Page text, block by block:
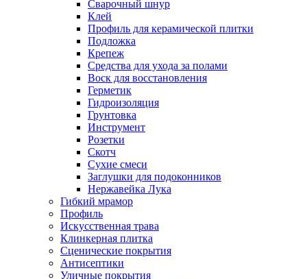
Сварочный шнур
Клей
Профиль для керамической плитки
Подложка
Крепеж
Средства для ухода за полами
Воск для восстановления
Герметик
Гидроизоляция
Грунтовка
Инструмент
Розетки
Скотч
Сухие смеси
Заглушки для подоконников
Нержавейка Лука
Гибкий мрамор
Профиль
Искусственная трава
Клинкерная плитка
Сценические покрытия
Антисептики
Уличные покрытия